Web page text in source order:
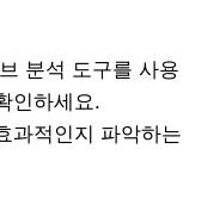
분석 도구를 사용
인하세요.
과적인지 파악하는